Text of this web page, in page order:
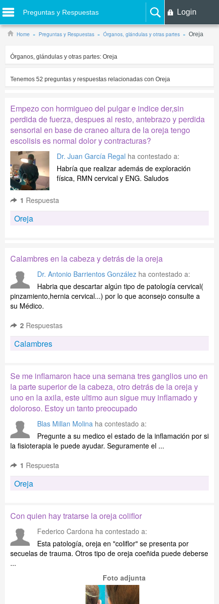
Preguntas y Respuestas Login
Home Preguntas y Respuestas Órganos, glándulas y otras partes Oreja
Órganos, glándulas y otras partes: Oreja
Tenemos 52 preguntas y respuestas relacionadas con Oreja
Empezo con hormigueo del pulgar e indice der,sin
perdida de fuerza, despues al resto, antebrazo y perdida
sensorial en base de craneo altura de la oreja tengo
escolisis es normal dolor y contracturas?
Dr. Juan García Regal ha contestado a:
Habría que realizar además de exploración
física, RMN cervical y ENG. Saludos
1 Respuesta
Oreja
Calambres en la cabeza y detrás de la oreja
Dr. Antonio Barrientos González ha contestado a:
Habria que descartar algún tipo de patología cervical(
pinzamiento,hernia cervical...) por lo que aconsejo consulte a
su Médico.
2 Respuestas
Calambres
Se me inflamaron hace una semana tres ganglios uno en
la parte superior de la cabeza, otro detrás de la oreja y
uno en la axila, este ultimo aun sigue muy inflamado y
doloroso. Estoy un tanto preocupado
Blas Millan Molina ha contestado a:
Pregunte a su medico el estado de la inflamación por si
la fisioterapia le puede ayudar. Seguramente el ...
1 Respuesta
Oreja
Con quien hay tratarse la oreja coliflor
Federico Cardona ha contestado a:
Esta patología, oreja en "coliflor" se presenta por
secuelas de trauma. Otros tipo de oreja coeñida puede deberse
...
Foto adjunta